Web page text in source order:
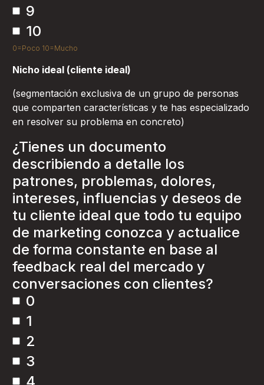
9
10
0=Poco 10=Mucho
Nicho ideal (cliente ideal)
(segmentación exclusiva de un grupo de personas
que comparten características y te has especializado
en resolver su problema en concreto)
¿Tienes un documento
describiendo a detalle los
patrones, problemas, dolores,
intereses, influencias y deseos de
tu cliente ideal que todo tu equipo
de marketing conozca y actualice
de forma constante en base al
feedback real del mercado y
conversaciones con clientes?
0
1
2
3
4